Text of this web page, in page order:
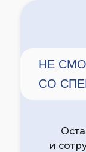
и
НЕ
СО